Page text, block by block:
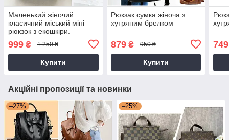
Маленький жіночий
класичний міський міні
рюкзок з екошкіри.
999 ₴ 1 250 ₴
Купити
Рюкзак сумка жіноча з
хутряним брелком
879₴ 950 ₴
Купити
749
Акційні пропозиції та новинки
–27% –25%